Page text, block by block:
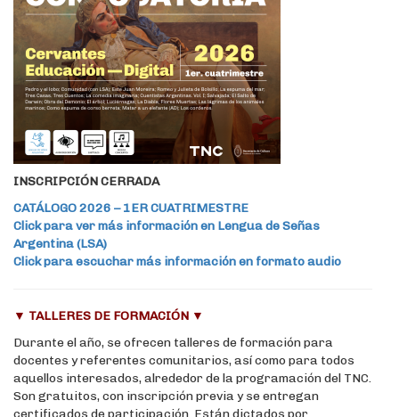
INSCRIPCIÓN CERRADA
CATÁLOGO 2026 – 1ER CUATRIMESTRE
Click para ver más información en Lengua de Señas
Argentina (LSA)
Click para escuchar más información en formato audio
▼ TALLERES DE FORMACIÓN ▼
Durante el año, se ofrecen talleres de formación para
docentes y referentes comunitarios, así como para todos
aquellos interesados, alrededor de la programación del TNC.
Son gratuitos, con inscripción previa y se entregan
certificados de participación. Están dictados por